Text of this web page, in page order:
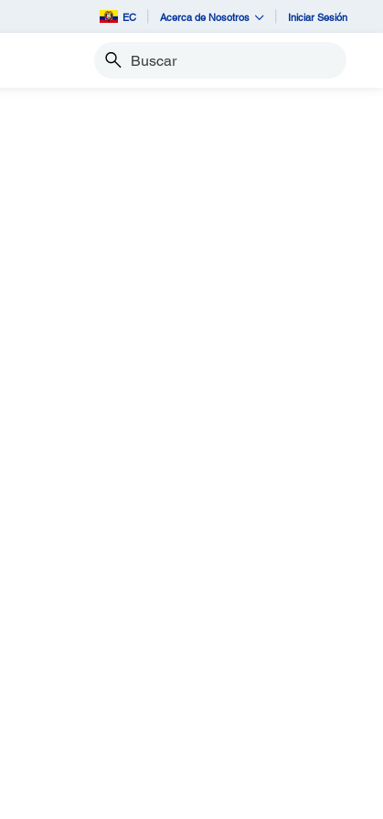
EC Acerca de Nosotros Iniciar Sesión
Buscar